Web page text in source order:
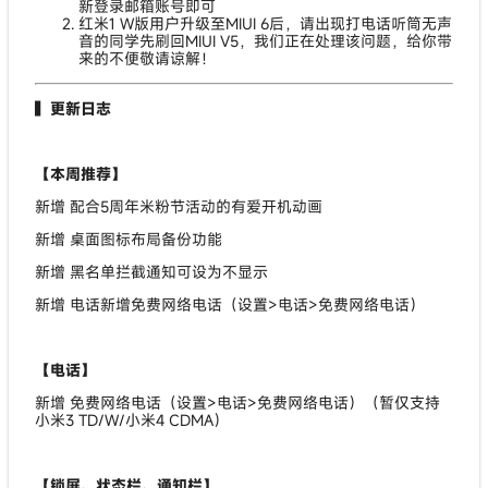
新登录邮箱账号即可
红米1 W版用户升级至MIUI 6后，请出现打电话听筒无声
音的同学先刷回MIUI V5，我们正在处理该问题，给你带
来的不便敬请谅解！
▍更新日志
【本周推荐】
新增 配合5周年米粉节活动的有爱开机动画
新增 桌面图标布局备份功能
新增 黑名单拦截通知可设为不显示
新增 电话新增免费网络电话（设置>电话>免费网络电话）
【电话】
新增 免费网络电话（设置>电话>免费网络电话）（暂仅支持
小米3 TD/W/小米4 CDMA）